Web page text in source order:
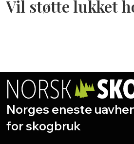
27
Vil støtte lukket
Norges eneste
for skogbruk